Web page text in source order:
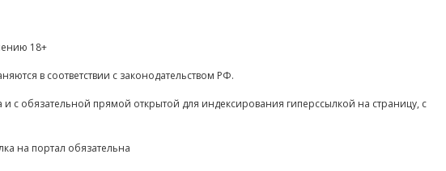
18+
в соответствии с законодательством РФ.
с обязательной прямой открытой для индексирования гиперссылкой на страницу, с
на портал обязательна